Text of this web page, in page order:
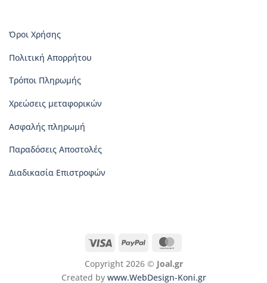
Όροι Χρήσης
Πολιτική Απορρήτου
Τρόποι Πληρωμής
Χρεώσεις μεταφορικών
Ασφαλής πληρωμή
Παραδόσεις Αποστολές
Διαδικασία Επιστροφών
Visa PayPal
Copyright 2026 © Joal.gr
Created by www.WebDesign-Koni.gr